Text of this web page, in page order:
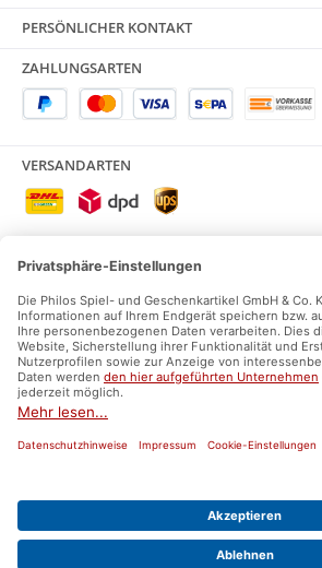
PERSÖNLICHER KONTAKT
ZAHLUNGSARTEN
VERSANDARTEN
SICHER EINKAUFEN
SOCIAL MEDIA
FacebookInstagram
Datenschutz Widerrufsrecht
Umweltzeichen und Labels
* Alle Preise inkl. gesetzl. Mehrwertsteuer zzgl.